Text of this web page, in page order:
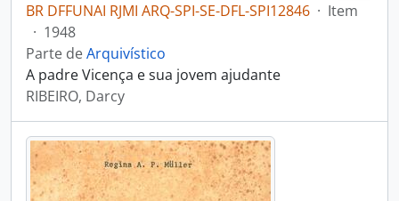
BR DFFUNAI RJMI ARQ-SPI-SE-DFL-SPI12846 · Item
· 1948
Parte deArquivístico
A padre Vicença e sua jovem ajudante
RIBEIRO, Darcy